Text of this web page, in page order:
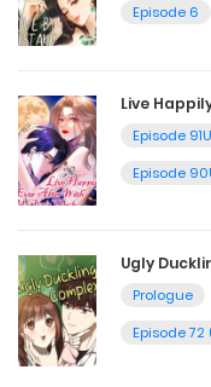
June 1, 2026
June 1, 2026
Chapter 123
June 1, 2026
Chapter 122
Episode 6
Live
Episode
Episode
Ugly
Prologue
Episode 72